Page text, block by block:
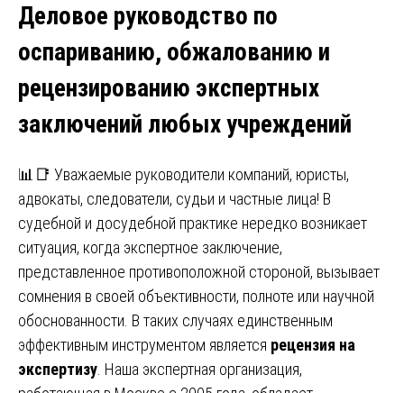
Деловое руководство по
оспариванию, обжалованию и
рецензированию экспертных
заключений любых учреждений
📊📑 Уважаемые руководители компаний, юристы,
адвокаты, следователи, судьи и частные лица! В
судебной и досудебной практике нередко возникает
ситуация, когда экспертное заключение,
представленное противоположной стороной, вызывает
сомнения в своей объективности, полноте или научной
обоснованности. В таких случаях единственным
эффективным инструментом является рецензия на
экспертизу. Наша экспертная организация,